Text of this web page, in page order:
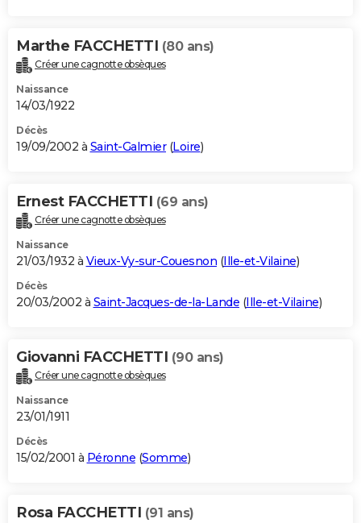
Marthe FACCHETTI (80 ans)
Créer une cagnotte obsèques
Naissance
14/03/1922
Décès
19/09/2002 à Saint-Galmier(Loire)
Ernest FACCHETTI (69 ans)
Créer une cagnotte obsèques
Naissance
21/03/1932 à Vieux-Vy-sur-Couesnon (Ille-et-Vilaine)
Décès
20/03/2002 à Saint-Jacques-de-la-Lande (Ille-et-Vilaine)
Giovanni FACCHETTI (90 ans)
Créer une cagnotte obsèques
Naissance
23/01/1911
Décès
15/02/2001 à Péronne (Somme)
Rosa FACCHETTI (91 ans)